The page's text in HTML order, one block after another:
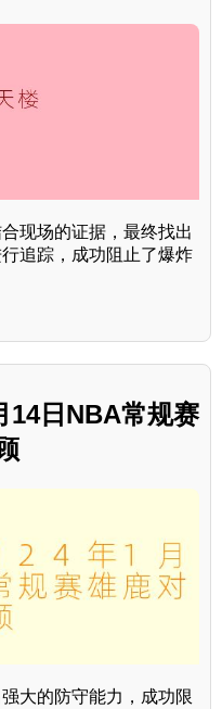
现场的证据，最终找出
追踪，成功阻止了爆炸
14日NBA常规赛
大的防守能力，成功限